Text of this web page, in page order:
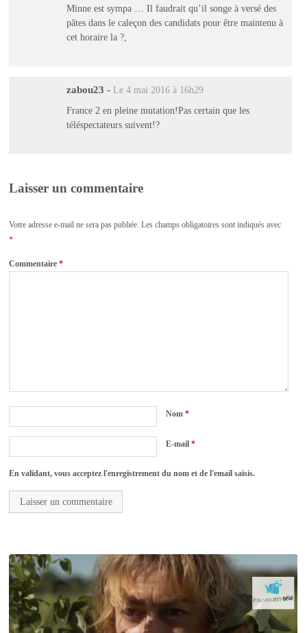
Minne est sympa … Il faudrait qu’il songe à versé des
pâtes dans le caleçon des candidats pour être maintenu à
cet horaire la ?,
zabou23 - Le 4 mai 2016 à 16h29
France 2 en pleine mutation!Pas certain que les
téléspectateurs suivent!?
Laisser un commentaire
Votre adresse e-mail ne sera pas publiée. Les champs obligatoires sont indiqués avec
*
Commentaire*
Nom*
E-mail*
En validant, vous acceptez l'enregistrement du nom et de l'email saisis.